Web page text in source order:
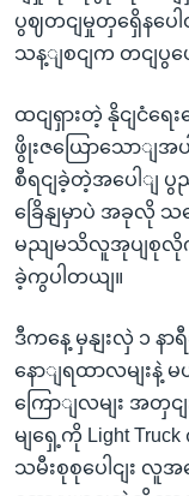
ပွဈတငျမှုတှရှေိနပေ
သန့ျစငျက တငျပွပ
ထငျရှားတဲ့ နိုငျငံရေး
ဖွိုးဇယြောသောျအ
စီရငျခဲ့တဲ့အပေါျ ပွည
ခြေိနျမှာပဲ အခုလို
မညျမသိလူအုပျစုလိုက
ခဲ့ကွပါတယျ။
ဒီကနေ့ မှနျးလှဲ ၁ န
နောျရထာလမျးနဲ့
ကြောျလမျး အတှင
မျရှေ့ကို Light Truck
သမီးစုစုပေါငျး လူ